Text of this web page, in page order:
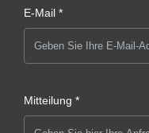
E-Mail *
Mitteilung *